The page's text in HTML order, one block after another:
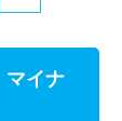
イナ